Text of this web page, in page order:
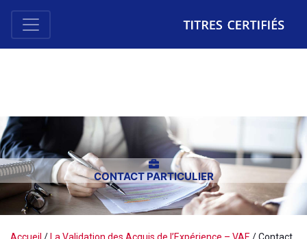
CONTACT PARTICULIER